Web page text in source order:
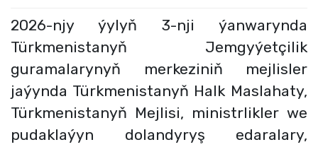
2026-njy ýylyň 3-nji ýanwarynda
Türkmenistanyň Jemgyýetçilik
guramalarynyň merkeziniň mejlisler
jaýynda Türkmenistanyň Halk Maslahaty,
Türkmenistanyň Mejlisi, ministrlikler we
pudaklaýyn dolandyryş edaralary,